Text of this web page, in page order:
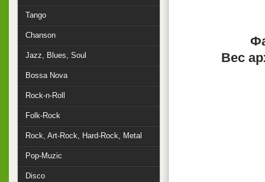
Вес
Tango
Chanson
Jazz, Blues, Soul
Bossa Nova
Rock-n-Roll
Folk-Rock
Rock, Art-Rock, Hard-Rock, Metal
Pop-Muzic
Disco